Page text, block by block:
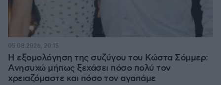
Η εξομολόγηση της συζύγου του Κώστα Σόμμερ:
Ανησυχώ μήπως ξεχάσει πόσο πολύ τον
χρειαζόμαστε και πόσο τον αγαπάμε
05.08.2026, 20:15